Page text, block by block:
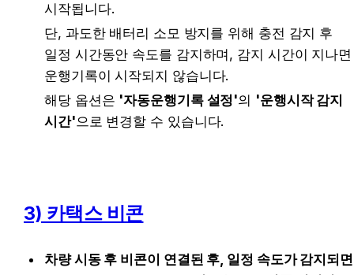
시작됩니다.
단, 과도한 배터리 소모 방지를 위해 충전 감지 후
일정 시간동안 속도를 감지하며, 감지 시간이 지나면
운행기록이 시작되지 않습니다.
해당 옵션은 '자동운행기록 설정'의 '운행시작 감지
시간'으로 변경할 수 있습니다.
3) 카택스 비콘
차량 시동 후 비콘이 연결된 후, 일정 속도가 감지되면